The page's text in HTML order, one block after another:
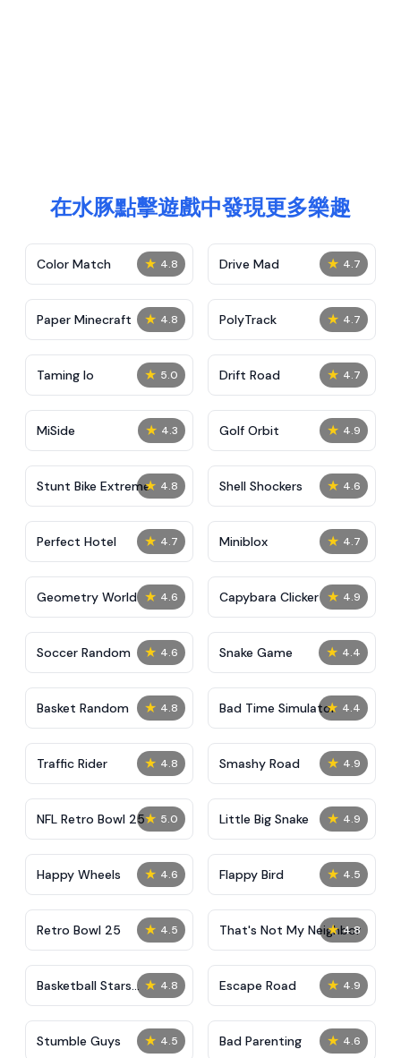
在水豚點擊遊戲中發現更多樂趣
★ 4.8
Color Match ★ 4.7
Drive Mad
★ 4.8
Paper Minecraft ★ 4.7
PolyTrack
★ 5.0
Taming Io ★ 4.7
Drift Road
★ 4.3
MiSide ★ 4.9
Golf Orbit
★ 4.8
Stunt Bike Extreme ★ 4.6
Shell Shockers
★ 4.7
Perfect Hotel ★ 4.7
Miniblox
★ 4.6
Geometry World ★ 4.9
Capybara Clicker
★ 4.6
Soccer Random ★ 4.4
Snake Game
★ 4.8
Basket Random ★ 4.4
Bad Time Simulator
★ 4.8
Traffic Rider ★ 4.9
Smashy Road
★ 5.0
NFL Retro Bowl 25 ★ 4.9
Little Big Snake
★ 4.6
Happy Wheels ★ 4.5
Flappy Bird
★ 4.5
Retro Bowl 25 ★ 4.8
That's Not My Neighbor
★ 4.8
Basketball Stars
Unblocked
★ 4.9
Escape Road
★ 4.5
Stumble Guys ★ 4.6
Bad Parenting